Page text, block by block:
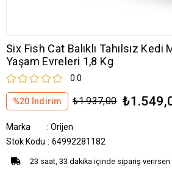
Six Fish Cat Balıklı Tahılsız Kedi
Yaşam Evreleri 1,8 Kg
0.0
%20 İndirim ₺1.937,00
Marka : Orijen
Stok Kodu
64992281182
23 saat, 33 dakika içinde sipariş verirsen